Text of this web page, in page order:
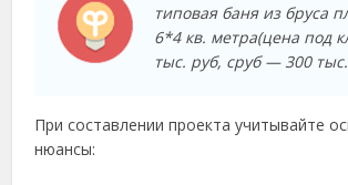
типовая баня из бруса
6*4 кв. метра(цена под
тыс. руб, сруб — 300
При составлении проекта учитывайте
нюансы: